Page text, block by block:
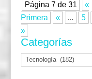
Página 7 de 31
«
Primera
« ... 5
»
Categorías
Categorías